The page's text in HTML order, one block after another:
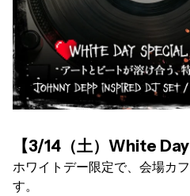
【3/14（土）White Day
ホワイトデー限定で、会場カ
す。